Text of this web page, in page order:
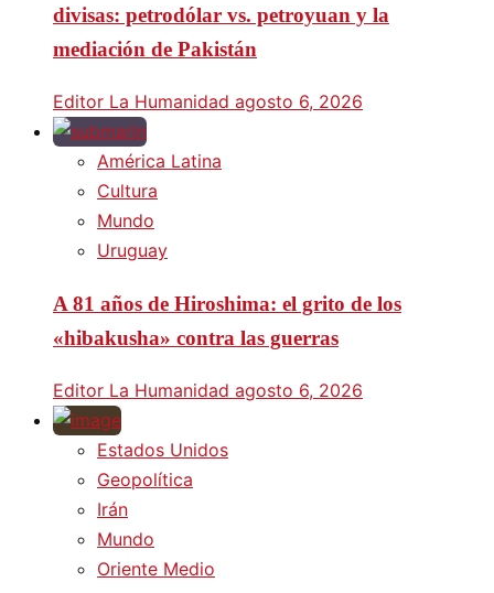
divisas: petrodólar vs. petroyuan y la
mediación de Pakistán
Editor La Humanidad agosto 6, 2026
América Latina
Cultura
Mundo
Uruguay
A 81 años de Hiroshima: el grito de los
«hibakusha» contra las guerras
Editor La Humanidad agosto 6, 2026
Estados Unidos
Geopolítica
Irán
Mundo
Oriente Medio